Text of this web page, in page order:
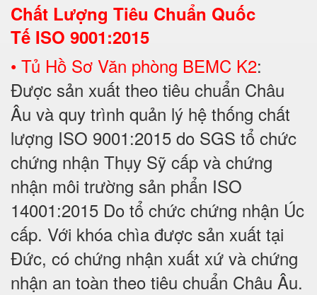
Chất Lượng Tiêu Chuẩn Quốc
Tế ISO 9001:2015
• Tủ Hồ Sơ Văn phòng BEMC K2:
Được sản xuất theo tiêu chuẩn Châu
Âu và quy trình quản lý hệ thống chất
lượng ISO 9001:2015 do SGS tổ chức
chứng nhận Thụy Sỹ cấp và chứng
nhận môi trường sản phẩn ISO
14001:2015 Do tổ chức chứng nhận Úc
cấp. Với khóa chìa được sản xuất tại
Đức, có chứng nhận xuất xứ và chứng
nhận an toàn theo tiêu chuẩn Châu Âu.